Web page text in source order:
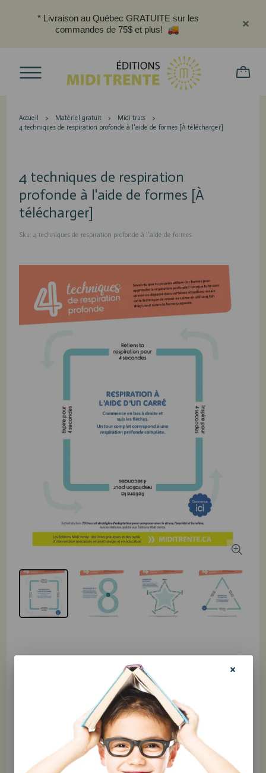
* Livraison au Québec GRATUITE sur les
commandes de 75$ et plus!
Accueil Matériel gratuit
Midi trucs
4 techniques de respiration profonde à l'aide de formes [À télécharger]
4 techniques de respiration
profonde à l'aide de formes [À
télécharger]
Sku: 4 techniques de respiration profonde à l'aide de formes
Produit non disponible à l'achat en ligne
Partager